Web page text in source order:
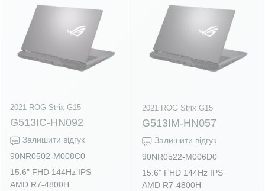
2021 ROG Strix G15
G513IC-HN092
Залишити відгук
90NR0502-M008C0
15.6" FHD 144Hz IPS
AMD R7-4800H
2021 ROG Strix G15
G513IM-HN057
Залишити відгук
90NR0522-M006D0
15.6" FHD 144Hz IPS
AMD R7-4800H